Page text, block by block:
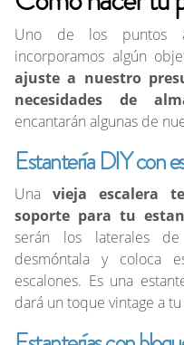
Uno de los puntos
incorporamos algún
ajuste a nuestro
necesidades de
encantarán algunas de
Estantería DIY con
Unavieja escalera
soporte para tu
serán los laterales
desmóntala y coloca
escalones. Es una
dará un toque vintage a tu